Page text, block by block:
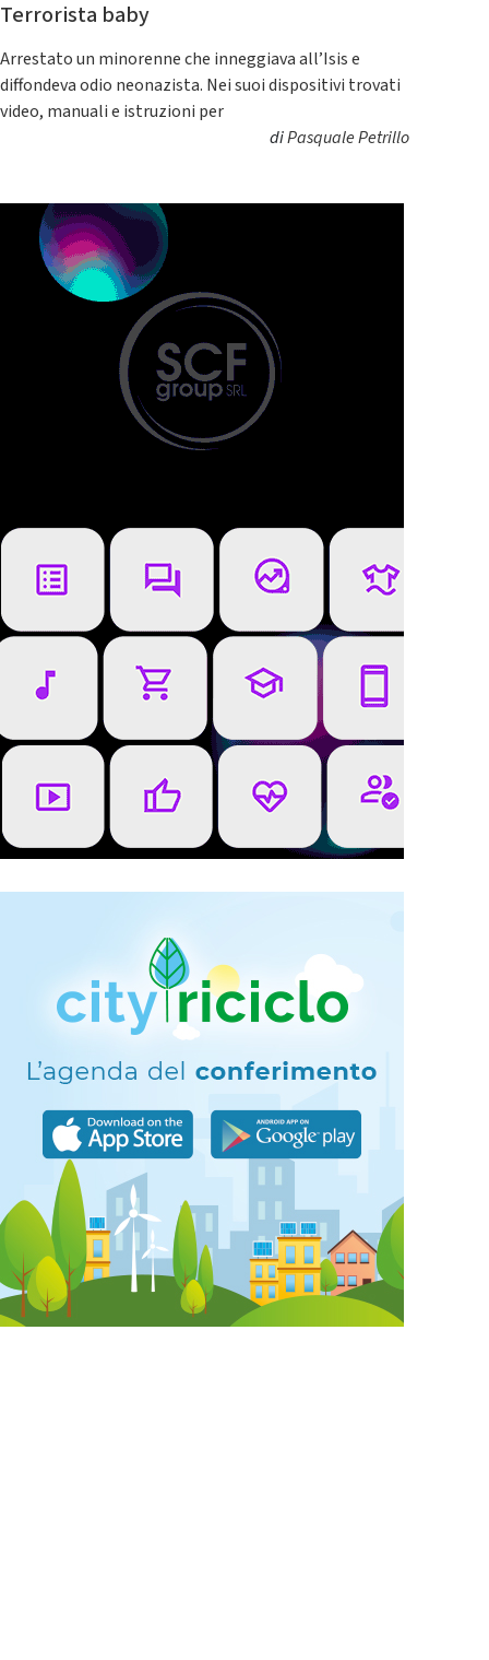
Terrorista baby
Arrestato un minorenne che inneggiava all’Isis e
diffondeva odio neonazista. Nei suoi dispositivi trovati
video, manuali e istruzioni per
diPasquale Petrillo